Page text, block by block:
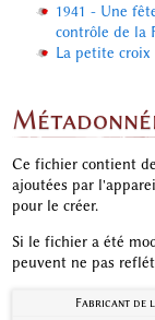
1941 - Une
contrôle de la
La petite croix
Ce fichier contient
ajoutées par
pour le créer.
Si le fichier a été
peuvent ne pas
Fabricant de